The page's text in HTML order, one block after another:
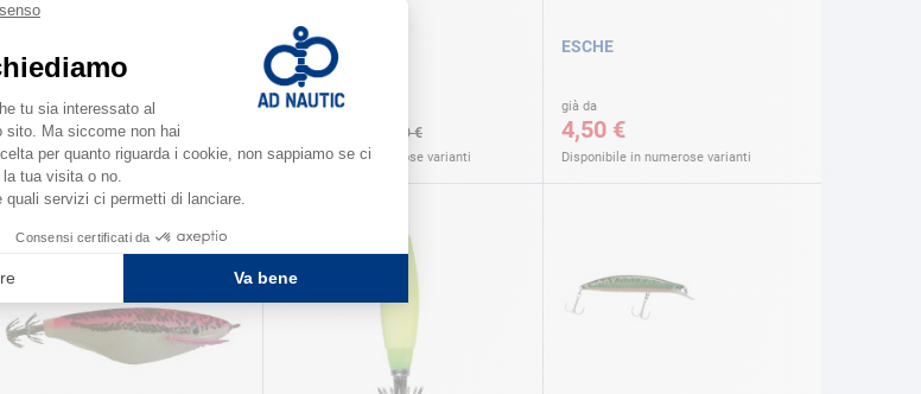
già da
23,00 €
Disponibile in numerose varianti
Minnow
già da
19,90 €
Disponibile in numerose varianti
ESCHE
già da
4,50 €
Disponibile in numerose varianti